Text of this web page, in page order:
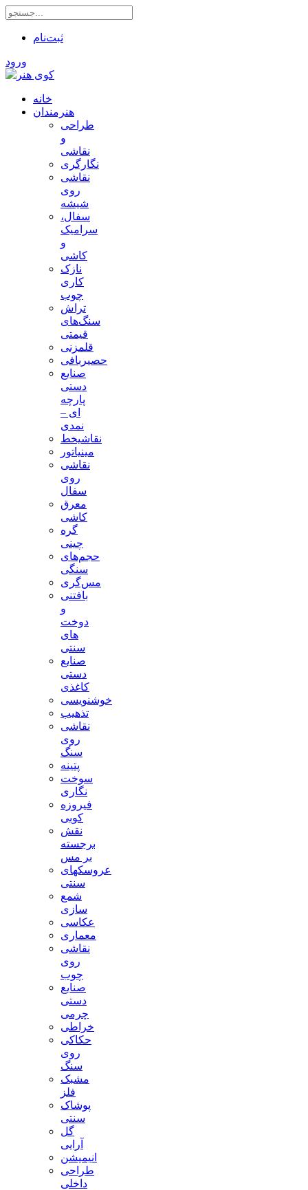
ثبت‌نام
ورود
خانه
هنرمندان
طراحی
و
نقاشی
نگارگری
نقاشی
روی
شیشه
سفال،
سرامیک
و
کاشی
نازک
کاری
چوب
تراش
سنگ‌های
قیمتی
قلمزنی
حصیربافی
صنایع
دستی
پارچه
ای –
نمدی
نقاشیخط
مینیاتور
نقاشی
روی
سفال
معرق
کاشی
گره
چینی
حجم‌های
سنگی
مس‌گری
بافتنی‌
و
دوخت
های
سنتی
صنایع
دستی
کاغذی
خوشنویسی
تذهیب
نقاشی
روی
سنگ
پتینه
سوخت
نگاری
فیروزه
کوبی
نقش
برجسته
بر مس
عروسکهای
سنتی
شمع
سازی
عکاسی
معماری
نقاشی
روی
چوب
صنایع
دستی
چرمی
خراطی
حکاکی
روی
سنگ
مشبک
فلز
پوشاک
سنتی
گل
آرایی
انیمیشن
طراحی
داخلی